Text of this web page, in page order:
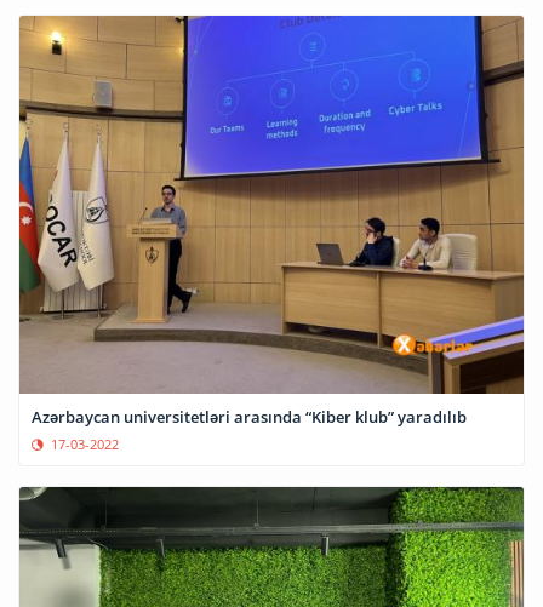
Azərbaycan universitetləri arasında “Kiber klub” yaradılıb
17-03-2022